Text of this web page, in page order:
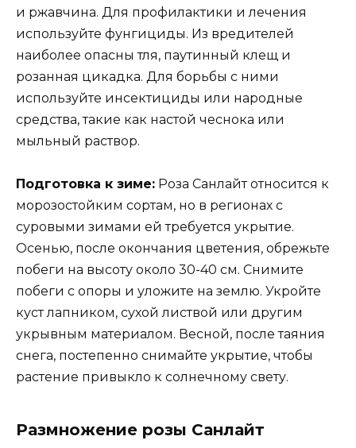
и ржавчина. Для профилактики и лечения
используйте фунгициды. Из вредителей
наиболее опасны тля, паутинный клещ и
розанная цикадка. Для борьбы с ними
используйте инсектициды или народные
средства, такие как настой чеснока или
мыльный раствор.
Подготовка к зиме: Роза Санлайт относится к
морозостойким сортам, но в регионах с
суровыми зимами ей требуется укрытие.
Осенью, после окончания цветения, обрежьте
побеги на высоту около 30-40 см. Снимите
побеги с опоры и уложите на землю. Укройте
куст лапником, сухой листвой или другим
укрывным материалом. Весной, после таяния
снега, постепенно снимайте укрытие, чтобы
растение привыкло к солнечному свету.
Размножение розы Санлайт